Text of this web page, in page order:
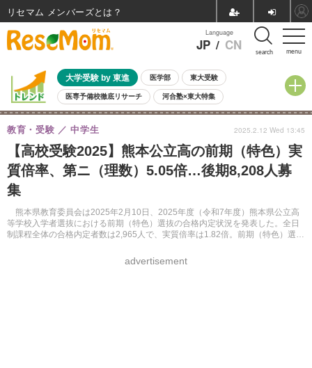
menu
Language
JP / CN search
大学受験 by 東進 医学部 東大受験
医専予備校徹底リサーチ 河合塾×東大特集
親子で考える大学選び 高校受験 中学受験 小学校受験
共通テスト 夏休み
8月開催イベント・WS 全国公立高校 過去問 人気記事
自由研究教材（小学生向け） 自由研究教材（中学生向け） ランキング
【高校受験2025】熊本公立高の前期（特色）実
質倍率、第ニ（理数）5.05倍…後期8,208人募
集
熊本県教育委員会は2025年2月10日、2025年度（令和7年度）熊本県公立高
等学校入学者選抜における前期（特色）選抜の合格内定状況を発表した。全日
制課程全体の合格内定者数は2,965人で、実質倍率は1.82倍。前期（特色）選抜
教育・受験 中学生
advertisement
2025.2.12 Wed 13:45
リセマム メンバーズ